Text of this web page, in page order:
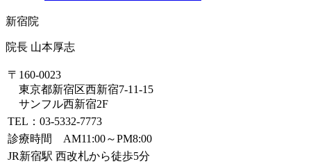
新宿院
院長 山本厚志
〒160-0023
東京都新宿区西新宿7-11-15
サンフル西新宿2F
TEL：03-5332-7773
診療時間 AM11:00～PM8:00
JR新宿駅 西改札から徒歩5分